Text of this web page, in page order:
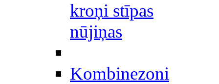
kroņi stīpas
nūjiņas
Kombinezoni